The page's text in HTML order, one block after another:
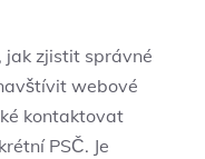
jak zjistit správné
webové
kontaktovat
PSČ. Je